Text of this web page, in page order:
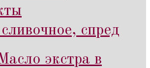
спред
экстра в